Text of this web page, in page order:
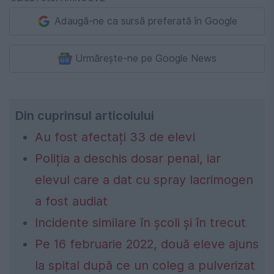
Adaugă-ne ca sursă preferată în Google
Urmărește-ne pe Google News
Din cuprinsul articolului
Au fost afectați 33 de elevi
Poliția a deschis dosar penal, iar
elevul care a dat cu spray lacrimogen
a fost audiat
Incidente similare în școli și în trecut
Pe 16 februarie 2022, două eleve ajuns
la spital după ce un coleg a pulverizat